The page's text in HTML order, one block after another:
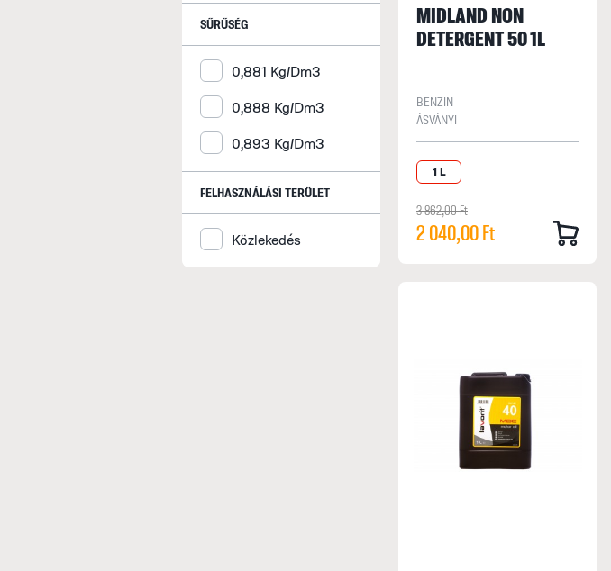
SŰRŰSÉG
0,881 Kg/Dm3
0,888 Kg/Dm3
0,893 Kg/Dm3
FELHASZNÁLÁSI TERÜLET
Közlekedés
MIDLAND NON
DETERGENT 50 1L
BENZIN
ÁSVÁNYI
1 L
3 862,00 Ft
2 040,00 Ft